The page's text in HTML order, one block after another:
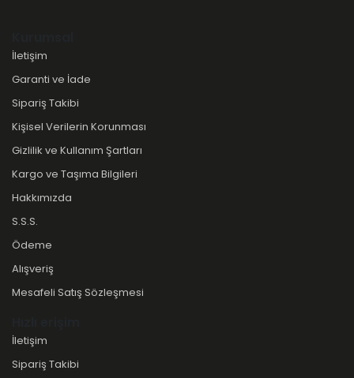
İletişim
Garanti ve İade
Sipariş Takibi
Kişisel Verilerin Korunması
Gizlilik ve Kullanım Şartları
Kargo ve Taşıma Bilgileri
Hakkımızda
S.S.S.
Ödeme
Alışveriş
Mesafeli Satış Sözleşmesi
İletişim
Sipariş Takibi